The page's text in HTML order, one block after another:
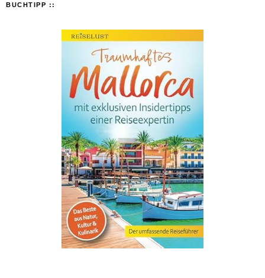
BUCHTIPP ::